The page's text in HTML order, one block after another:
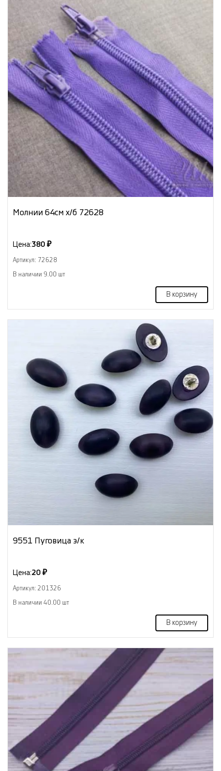
Молнии 64см х/б 72628
Цена:380 ₽
Артикул: 72628
В наличии 9.00 шт
В корзину
9551 Пуговица э/к
Цена:20 ₽
Артикул: 201326
В наличии 40.00 шт
В корзину